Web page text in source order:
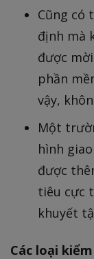
Cũng có
định mà
được
phần
vậy,
Một
hình
được
tiêu cực
khuyết
Các loại